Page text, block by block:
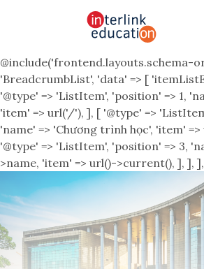
@include('frontend.layouts.schema-
'BreadcrumbList', 'data' => [
'@type' => 'ListItem', 'position' => 1,
'item' => url('/'), ], [ '@type' =>
'name' => 'Chương trình học', 'item'
'@type' => 'ListItem', 'position' => 3,
>name, 'item' => url()->current(), ], ],